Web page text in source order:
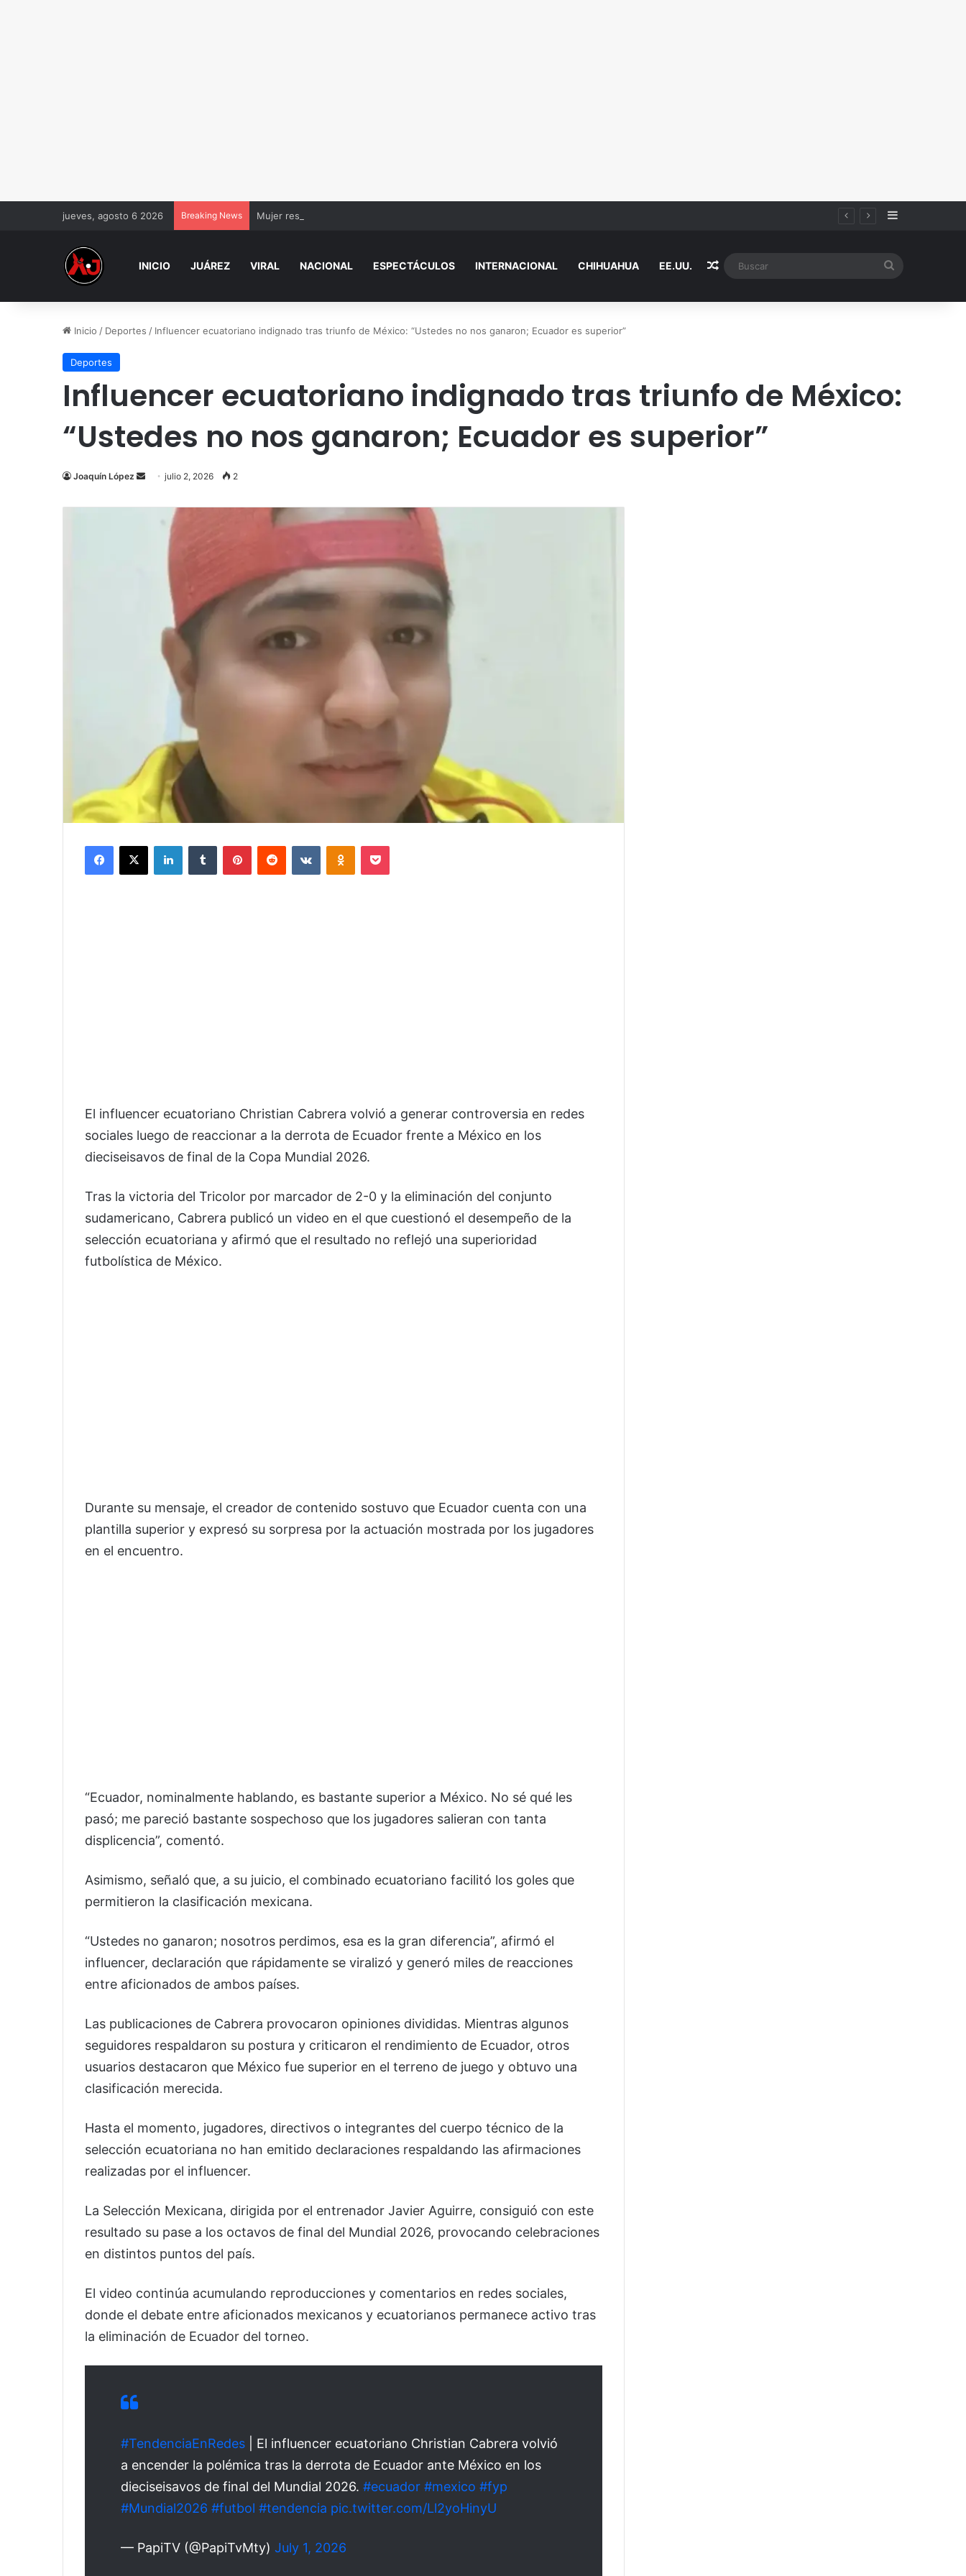
jueves, agosto 6 2026 Breaking News Mujer resulta gravemente her1d4 al proteger a sus nietas del ataque de un perro Sidebar
INICIO JUÁREZ VIRAL NACIONAL ESPECTÁCULOS INTERNACIONAL CHIHUAHUA EE.UU. Random Article
Inicio / Deportes / Influencer ecuatoriano indignado tras triunfo de México: “Ustedes no nos ganaron; Ecuador es superior”
Deportes
Influencer ecuatoriano indignado tras triunfo de México:
“Ustedes no nos ganaron; Ecuador es superior”
Joaquín López
Send
email
julio 2, 2026 2
Facebook
X LinkedInTumblr PinterestReddit VKontakteOdnoklassniki
Pocket
El influencer ecuatoriano Christian Cabrera volvió a generar controversia en redes
sociales luego de reaccionar a la derrota de Ecuador frente a México en los
dieciseisavos de final de la Copa Mundial 2026.
Tras la victoria del Tricolor por marcador de 2-0 y la eliminación del conjunto
sudamericano, Cabrera publicó un video en el que cuestionó el desempeño de la
selección ecuatoriana y afirmó que el resultado no reflejó una superioridad
futbolística de México.
Durante su mensaje, el creador de contenido sostuvo que Ecuador cuenta con una
plantilla superior y expresó su sorpresa por la actuación mostrada por los jugadores
en el encuentro.
“Ecuador, nominalmente hablando, es bastante superior a México. No sé qué les
pasó; me pareció bastante sospechoso que los jugadores salieran con tanta
displicencia”, comentó.
Asimismo, señaló que, a su juicio, el combinado ecuatoriano facilitó los goles que
permitieron la clasificación mexicana.
“Ustedes no ganaron; nosotros perdimos, esa es la gran diferencia”, afirmó el
influencer, declaración que rápidamente se viralizó y generó miles de reacciones
entre aficionados de ambos países.
Las publicaciones de Cabrera provocaron opiniones divididas. Mientras algunos
seguidores respaldaron su postura y criticaron el rendimiento de Ecuador, otros
usuarios destacaron que México fue superior en el terreno de juego y obtuvo una
clasificación merecida.
Hasta el momento, jugadores, directivos o integrantes del cuerpo técnico de la
selección ecuatoriana no han emitido declaraciones respaldando las afirmaciones
realizadas por el influencer.
La Selección Mexicana, dirigida por el entrenador Javier Aguirre, consiguió con este
resultado su pase a los octavos de final del Mundial 2026, provocando celebraciones
en distintos puntos del país.
El video continúa acumulando reproducciones y comentarios en redes sociales,
donde el debate entre aficionados mexicanos y ecuatorianos permanece activo tras
la eliminación de Ecuador del torneo.
#TendenciaEnRedes | El influencer ecuatoriano Christian Cabrera volvió
a encender la polémica tras la derrota de Ecuador ante México en los
dieciseisavos de final del Mundial 2026. #ecuador #mexico #fyp
#Mundial2026 #futbol #tendencia pic.twitter.com/Ll2yoHinyU
— PapiTV (@PapiTvMty) July 1, 2026